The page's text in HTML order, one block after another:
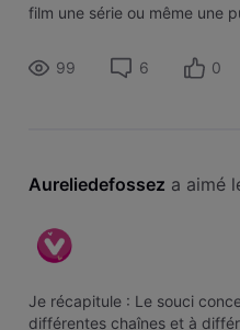
film une série ou même une
changé. Au téléphone on me
patien
99 6 0
Aureliedefossez a aimé
Je récapitule : Le souci
différentes chaînes et à